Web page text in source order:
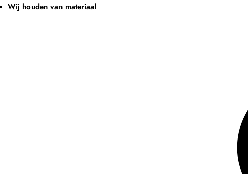
Wij houden van materiaal